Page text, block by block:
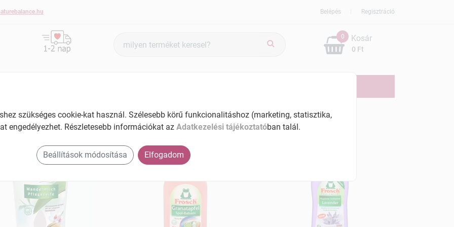
Regisztráció
Belépés
keresés
0
0 Ft
Kosár
szükséges cookie-kat használ. Szélesebb körű funkcionalitáshoz (marketing, statisztika,
engedélyezhet. Részletesebb információkat az Adatkezelési tájékoztatóban talál.
Beállítások módosítása Elfogadom